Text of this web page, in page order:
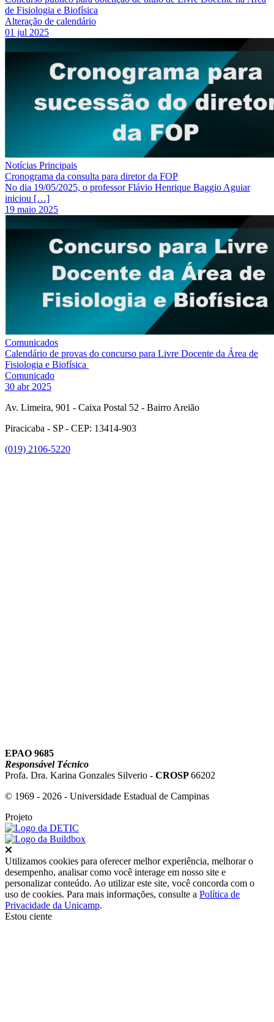
de Fisiologia e Biofísica
Alteração de calendário
01 jul 2025
Notícias Principais
Cronograma da consulta para diretor da FOP
No dia 19/05/2025, o professor Flávio Henrique Baggio Aguiar
iniciou […]
19 maio 2025
Comunicados
Calendário de provas do concurso para Livre Docente da Área de
Fisiologia e Biofísica
Comunicado
30 abr 2025
Av. Limeira, 901 - Caixa Postal 52 - Bairro Areião
Piracicaba - SP - CEP: 13414-903
(019) 2106-5220
EPAO 9685
Responsável Técnico
Profa. Dra. Karina Gonzales Silverio - CROSP66202
© 1969 - 2026 - Universidade Estadual de Campinas
Projeto
Utilizamos cookies para oferecer melhor experiência, melhorar o
desempenho, analisar como você interage em nosso site e
personalizar conteúdo. Ao utilizar este site, você concorda com o
uso de cookies. Para mais informações, consulte a Política de
Privacidade da Unicamp.
Estou ciente